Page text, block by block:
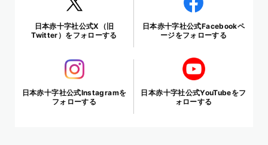
日本赤十字社公式X（旧
Twitter）をフォローする
日本赤十字社公式Facebookペ
ージをフォローする
日本赤十字社公式Instagramを
フォローする
日本赤十字社公式YouTubeをフ
ォローする